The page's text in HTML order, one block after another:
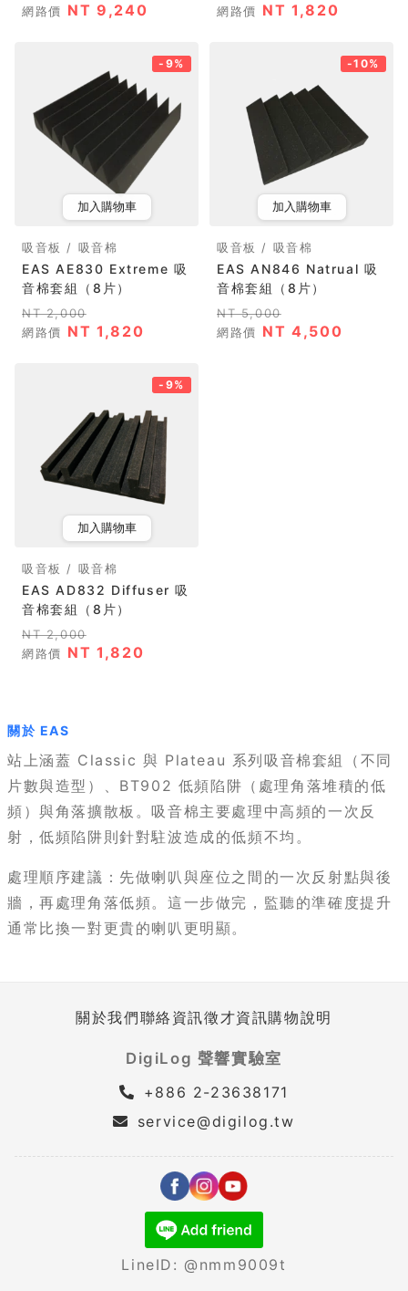
網路價 NT 9,240
網路價 NT 1,820
-9%
加入購物車
吸音板 / 吸音棉
EAS AE830 Extreme 吸
音棉套組（8片）
NT 2,000
網路價 NT 1,820
-10%
加入購物車
吸音板 / 吸音棉
EAS AN846 Natrual 吸
音棉套組（8片）
NT 5,000
網路價 NT 4,500
-9%
加入購物車
吸音板 / 吸音棉
EAS AD832 Diffuser 吸
音棉套組（8片）
NT 2,000
網路價 NT 1,820
關於 EAS
站上涵蓋 Classic 與 Plateau 系列吸音棉套組（不同
片數與造型）、BT902 低頻陷阱（處理角落堆積的低
頻）與角落擴散板。吸音棉主要處理中高頻的一次反
射，低頻陷阱則針對駐波造成的低頻不均。
處理順序建議：先做喇叭與座位之間的一次反射點與後
牆，再處理角落低頻。這一步做完，監聽的準確度提升
通常比換一對更貴的喇叭更明顯。
關於我們聯絡資訊徵才資訊購物說明
DigiLog 聲響實驗室
+886 2-23638171
service@digilog.tw
LineID: @nmm9009t